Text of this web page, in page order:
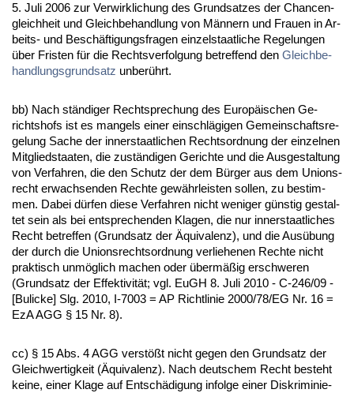
5. Ju­li 2006 zur Ver­wirk­li­chung des Grund­sat­zes der Chan­cen­
gleich­heit und Gleich­be­hand­lung von Männern und Frau­en in Ar­
beits- und Beschäfti­gungs­fra­gen ein­zel­staat­li­che Re­ge­lun­gen
über Fris­ten für die Rechts­ver­fol­gung be­tref­fend den Gleich­be­
hand­lungs­grund­satz un­berührt.
bb) Nach ständi­ger Recht­spre­chung des Eu­ropäischen Ge­
richts­hofs ist es man­gels ei­ner ein­schlägi­gen Ge­mein­schafts­re­
ge­lung Sa­che der in­ner­staat­li­chen Rechts­ord­nung der ein­zel­nen
Mit­glied­staa­ten, die zuständi­gen Ge­rich­te und die Aus­ge­stal­tung
von Ver­fah­ren, die den Schutz der dem Bürger aus dem Uni­ons­
recht er­wach­sen­den Rech­te gewähr­leis­ten sol­len, zu be­stim­
men. Da­bei dürfen die­se Ver­fah­ren nicht we­ni­ger güns­tig ge­stal­
tet sein als bei ent­spre­chen­den Kla­gen, die nur in­ner­staat­li­ches
Recht be­tref­fen (Grund­satz der Äqui­va­lenz), und die Ausübung
der durch die Uni­ons­rechts­ord­nung ver­lie­he­nen Rech­te nicht
prak­tisch unmöglich ma­chen oder übermäßig er­schwe­ren
(Grund­satz der Ef­fek­ti­vität; vgl. EuGH 8. Ju­li 2010 - C-246/09 -
[Buli­cke] Slg. 2010, I-7003 = AP Richt­li­nie 2000/78/EG Nr. 16 =
EzA AGG § 15 Nr. 8).
cc) § 15 Abs. 4 AGG verstößt nicht ge­gen den Grund­satz der
Gleich­wer­tig­keit (Äqui­va­lenz). Nach deut­schem Recht be­steht
kei­ne, ei­ner Kla­ge auf Entschädi­gung in­fol­ge ei­ner Dis­kri­mi­nie­